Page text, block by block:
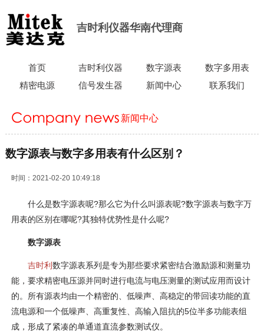
吉时利仪器华南代理商
首页 吉时利仪器 数字源表
数字多用表
精密电源
信号发生器 新闻中心 联系我们
新闻中心
当前位置： 首页 > 新闻中心 > 行业新闻
数字源表与数字多用表有什么区别？
时间：2021-02-20 10:49:18
什么是数字源表呢?那么它为什么叫源表呢?数字源表与数字万
用表的区别在哪呢?其独特优势性是什么呢?
数字源表
吉时利 数字源表系列是专为那些要求紧密结合激励源和测量功
能，要求精密电压源并同时进行电流与电压测量的测试应用而设计
的。所有源表均由一个精密的、低噪声、高稳定的带回读功能的直
流电源和一个低噪声、高重复性、高输入阻抗的5位半多功能表组
成，形成了紧凑的单通道直流参数测试仪。